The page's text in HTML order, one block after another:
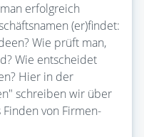
erfolgreich
(er)findet:
Wie prüft man,
Wie entscheidet
Hier in der
schreiben wir über
von Firmen-